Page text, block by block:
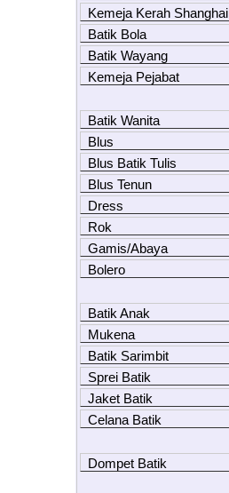
Kemeja Kerah Shanghai
Batik Bola
Batik Wayang
Kemeja Pejabat
Batik Wanita
Blus
Blus Batik Tulis
Blus Tenun
Dress
Rok
Gamis/Abaya
Bolero
Batik Anak
Mukena
Batik Sarimbit
Sprei Batik
Jaket Batik
Celana Batik
Dompet Batik